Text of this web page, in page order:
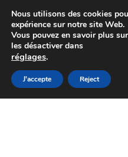
Colissimo
Du lundi au
Aller
à
Aller
au
Nous utilisons des cookies
expérience sur notre site Web.
Vous pouvez en savoir plus
les désactiver dans
réglages.
J'accepte Reject